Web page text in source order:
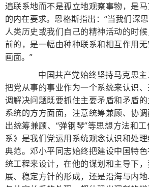
遍联系地而不是孤立地观察事物，是
的内在要求。恩格斯指出：“当我们深
人类历史或我们自己的精神活动的时
前的，是一幅由种种联系和相互作用
画面。”
中国共产党始终坚持马克思主
把党从事的事业作为一个系统来认识
调解决问题既要抓住主要矛盾和矛盾
系统的方方面面，注意统筹兼顾、协
出统筹兼顾、“弹钢琴”等思想方法和
系》是我们党运用系统观念认识和处
典范。邓小平同志始终把建设中国特
统工程来设计，在他的谋划和主导下
展、稳定方针的形成，还是沿海与内